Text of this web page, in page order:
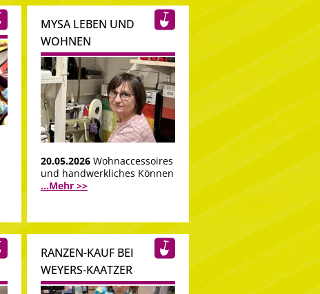
MYSA LEBEN UND
WOHNEN
20.05.2026 Wohnaccessoires
und handwerkliches Können
...Mehr >>
RANZEN-KAUF BEI
WEYERS-KAATZER